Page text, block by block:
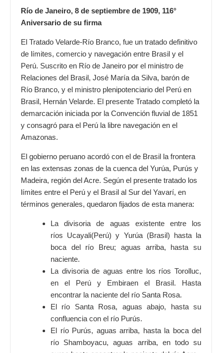
Río de Janeiro, 8 de septiembre de 1909, 116°
Aniversario de su firma
El Tratado Velarde-Río Branco, fue un tratado definitivo
de límites, comercio y navegación entre Brasil y el
Perú. Suscrito en Río de Janeiro por el ministro de
Relaciones del Brasil, José María da Silva, barón de
Río Branco, y el ministro plenipotenciario del Perú en
Brasil, Hernán Velarde. El presente Tratado completó la
demarcación iniciada por la Convención fluvial de 1851
y consagró para el Perú la libre navegación en el
Amazonas.
El gobierno peruano acordó con el de Brasil la frontera
en las extensas zonas de la cuenca del Yurúa, Purús y
Madeira, región del Acre. Según el presente tratado los
límites entre el Perú y el Brasil al Sur del Yavarí, en
términos generales, quedaron fijados de esta manera:
La divisoria de aguas existente entre los
ríos Ucayali(Perú) y Yurúa(Brasil) hasta la
boca del río Breu; aguas arriba, hasta su
naciente.
La divisoria de aguas entre los ríos Torolluc,
en el Perú y Embiraen el Brasil. Hasta
encontrar la naciente del río Santa Rosa.
El río Santa Rosa, aguas abajo, hasta su
confluencia con el río Purús.
El río Purús, aguas arriba, hasta la boca del
río Shamboyacu, aguas arriba, en todo su